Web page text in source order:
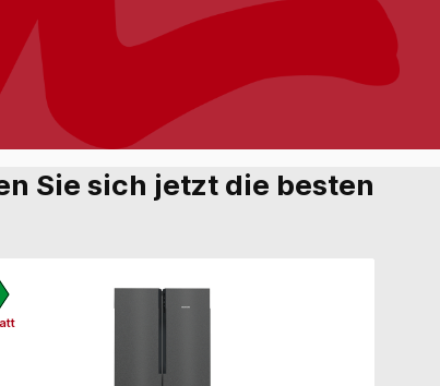
Sie sich jetzt die besten